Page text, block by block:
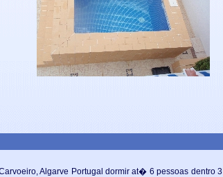
Algarve Portugal dormir at� 6 pessoas dentro 3